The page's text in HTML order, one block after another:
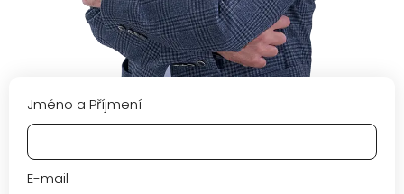
Jméno a Příjmení
E-mail